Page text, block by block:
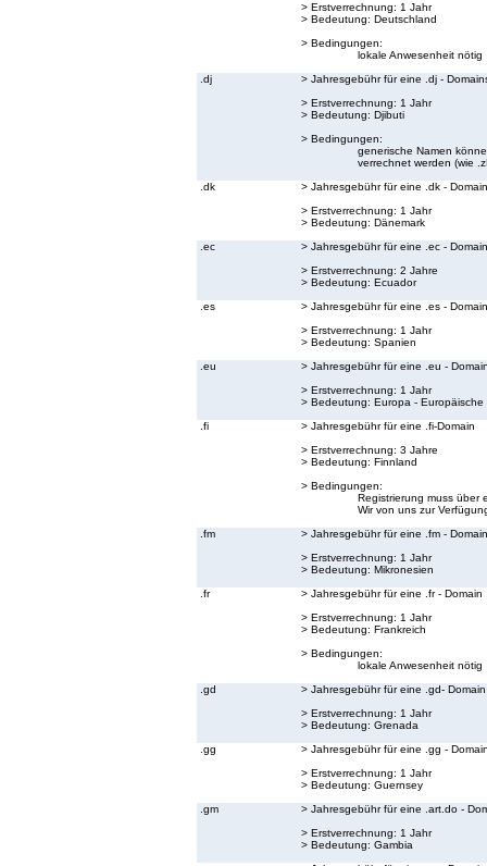
> Erstverrechnung: 1 Jahr
> Bedeutung: Deutschland
> Bedingungen:
lokale Anwesenheit nötig
.dj
> Jahresgebühr für eine .dj -
> Erstverrechnung: 1 Jahr
> Bedeutung: Djibuti
> Bedingungen:
generische Namen
verrechnet werden (wie
.dk
> Jahresgebühr für eine .dk - Domain
> Erstverrechnung: 1 Jahr
> Bedeutung: Dänemark
.ec
> Jahresgebühr für eine .ec - Domain
> Erstverrechnung: 2 Jahre
> Bedeutung: Ecuador
.es
> Jahresgebühr für eine .es - Domain
> Erstverrechnung: 1 Jahr
> Bedeutung: Spanien
.eu
> Jahresgebühr für eine .eu -
> Erstverrechnung: 1 Jahr
> Bedeutung: Europa - Europäische
.fi
> Jahresgebühr für eine .fi-Domain
> Erstverrechnung: 3 Jahre
> Bedeutung: Finnland
> Bedingungen:
Registrierung muss über
Wir von uns zur
.fm
> Jahresgebühr für eine .fm - Domain
> Erstverrechnung: 1 Jahr
> Bedeutung: Mikronesien
.fr
> Jahresgebühr für eine .fr - Domain
> Erstverrechnung: 1 Jahr
> Bedeutung: Frankreich
> Bedingungen:
lokale Anwesenheit nötig
.gd
> Jahresgebühr für eine .gd- Domain
> Erstverrechnung: 1 Jahr
> Bedeutung: Grenada
.gg
> Jahresgebühr für eine .gg -
> Erstverrechnung: 1 Jahr
> Bedeutung: Guernsey
.gm
> Jahresgebühr für eine .art.do -
> Erstverrechnung: 1 Jahr
> Bedeutung: Gambia